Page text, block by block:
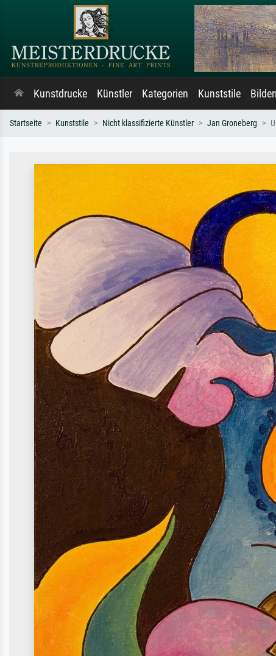
Kunstdrucke Künstler Kategorien Kunststile
Startseite Kunststile Nicht klassifizierte Künstler Jan Groneberg